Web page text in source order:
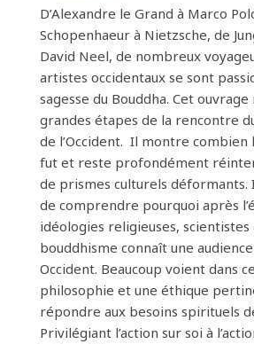
D’Alexandre le Grand à Marco
Schopenhaeur à Nietzsche, de
David Neel, de nombreux
artistes occidentaux se sont
sagesse du Bouddha. Cet
grandes étapes de la rencontre
de l’Occident. Il montre combien
fut et reste profondément
de prismes culturels déformants.
de comprendre pourquoi après
idéologies religieuses,
bouddhisme connaît une
Occident. Beaucoup voient dans
philosophie et une éthique
répondre aux besoins spirituels
Privilégiant l’action sur soi à